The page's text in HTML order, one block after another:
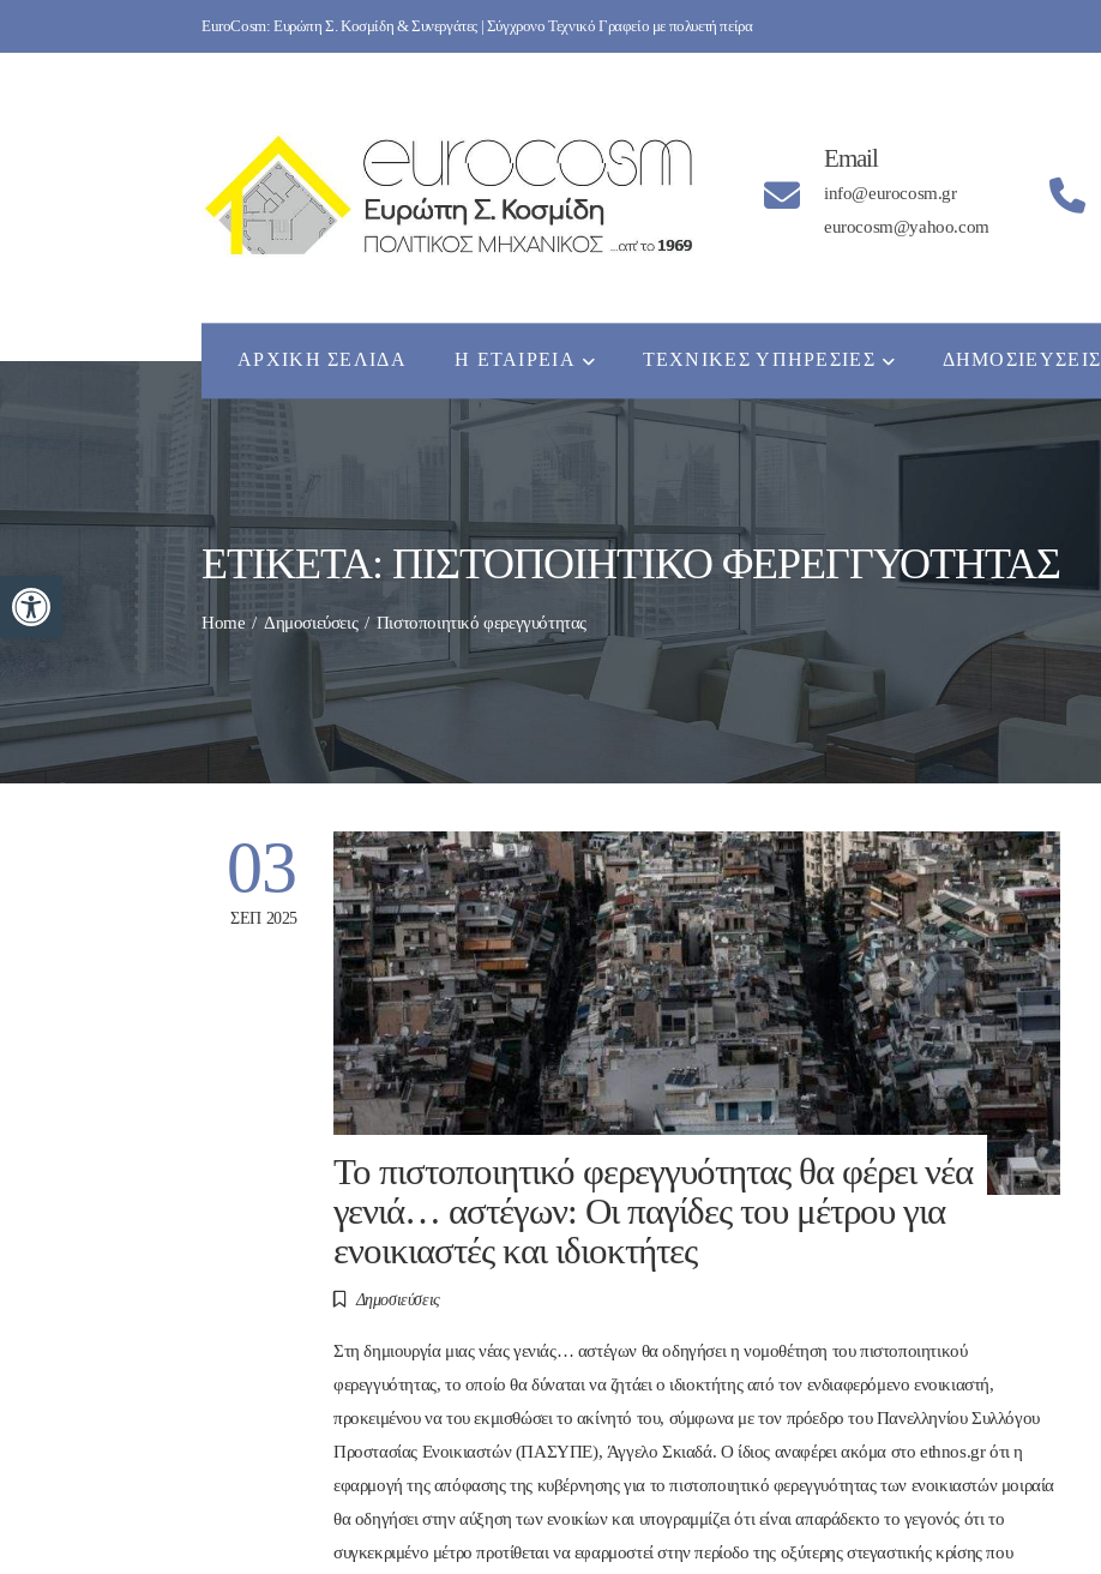
Ανοίξτε τη γραμμή εργαλείων
to
EuroCosm: Ευρώπη Σ. Κοσμίδη & Συνεργάτες | Σύγχρονο Τεχνικό Γραφείο με πολυετή πείρα
Email
info@eurocosm.gr
eurocosm@yahoo.com
ΑΡΧΙΚΉ ΣΕΛΊΔΑ Η ΕΤΑΙΡΕΊΑ ΤΕΧΝΙΚΈΣ ΥΠΗΡΕΣΊΕΣ ΔΗΜΟΣΙΕΎΣΕΙΣ
ΕΤΙΚΈΤΑ: ΠΙΣΤΟΠΟΙΗΤΙΚΌ ΦΕΡΕΓΓΥΌΤΗΤΑΣ
Home Δημοσιεύσεις Πιστοποιητικό φερεγγυότητας
03
ΣΕΠ 2025
Το πιστοποιητικό φερεγγυότητας θα φέρει νέα
γενιά… αστέγων: Οι παγίδες του μέτρου για
ενοικιαστές και ιδιοκτήτες
Δημοσιεύσεις
Στη δημιουργία μιας νέας γενιάς… αστέγων θα οδηγήσει η νομοθέτηση του πιστοποιητικού
φερεγγυότητας, το οποίο θα δύναται να ζητάει ο ιδιοκτήτης από τον ενδιαφερόμενο ενοικιαστή,
προκειμένου να του εκμισθώσει το ακίνητό του, σύμφωνα με τον πρόεδρο του Πανελληνίου Συλλόγου
Προστασίας Ενοικιαστών (ΠΑΣΥΠΕ), Άγγελο Σκιαδά. Ο ίδιος αναφέρει ακόμα στο ethnos.gr ότι η
εφαρμογή της απόφασης της κυβέρνησης για το πιστοποιητικό φερεγγυότητας των ενοικιαστών μοιραία
θα οδηγήσει στην αύξηση των ενοικίων και υπογραμμίζει ότι είναι απαράδεκτο το γεγονός ότι το
συγκεκριμένο μέτρο προτίθεται να εφαρμοστεί στην περίοδο της οξύτερης στεγαστικής κρίσης που
Nik Nikolopoulos
λόγια άριστη
Επαγγελματίας ,πάντα με
το χαμόγελο.Την
ΣΥΣΤΗΝΩ ανεπιφύλακτα..